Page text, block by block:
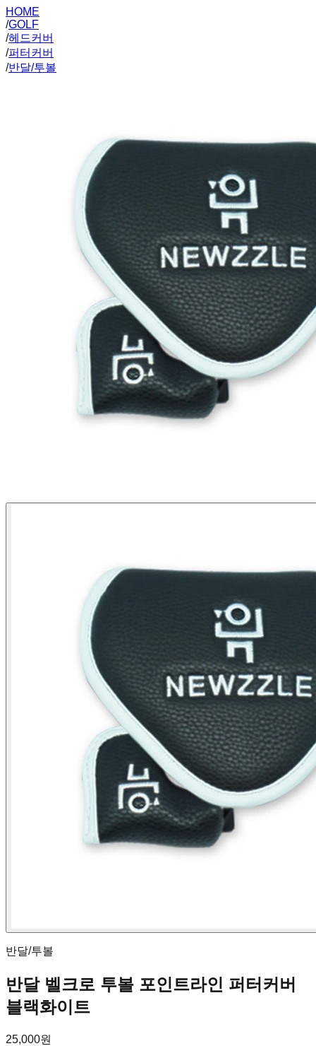
HOME
/GOLF
/헤드커버
/퍼터커버
/반달/투볼
반달/투볼
반달 벨크로 투볼 포인트라인 퍼터커버
블랙화이트
25,000원